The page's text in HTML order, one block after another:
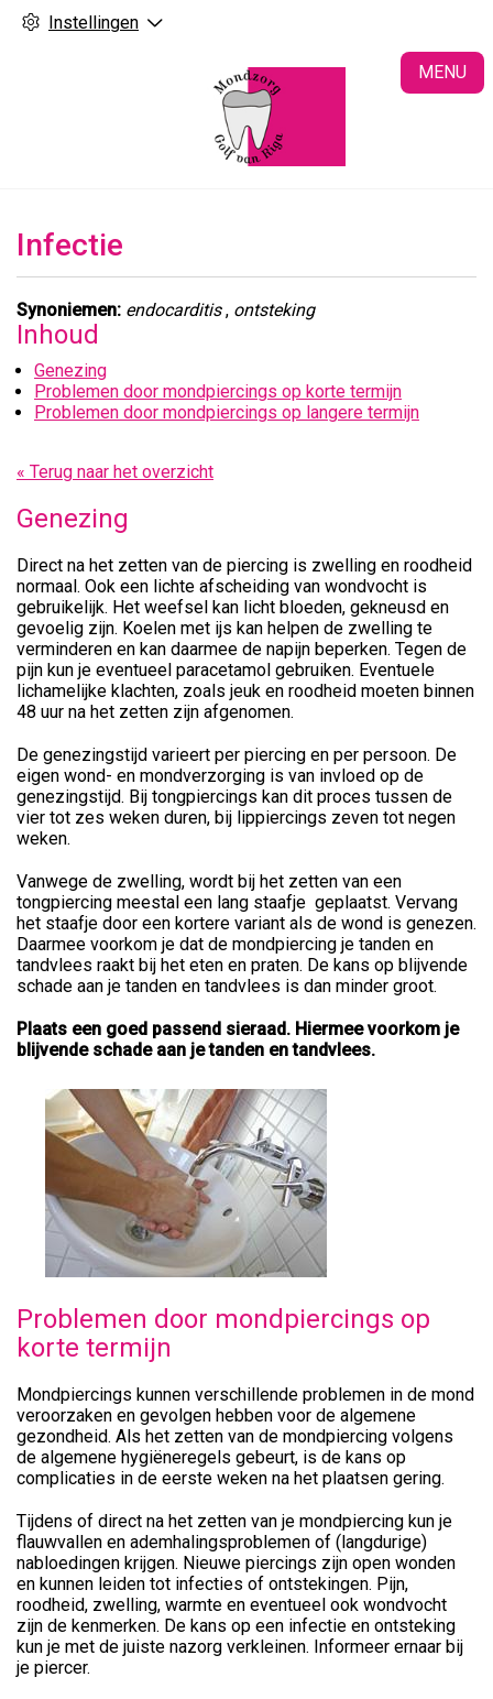
Instellingen
MENU
Infectie
Synoniemen: endocarditis, ontsteking
Inhoud
Genezing
Problemen door mondpiercings op korte termijn
Problemen door mondpiercings op langere termijn
« Terug naar het overzicht
Genezing
Direct na het zetten van de piercing is zwelling en roodheid
normaal. Ook een lichte afscheiding van wondvocht is
gebruikelijk. Het weefsel kan licht bloeden, gekneusd en
gevoelig zijn. Koelen met ijs kan helpen de zwelling te
verminderen en kan daarmee de napijn beperken. Tegen de
pijn kun je eventueel paracetamol gebruiken. Eventuele
lichamelijke klachten, zoals jeuk en roodheid moeten binnen
48 uur na het zetten zijn afgenomen.
De genezingstijd varieert per piercing en per persoon. De
eigen wond- en mondverzorging is van invloed op de
genezingstijd. Bij tongpiercings kan dit proces tussen de
vier tot zes weken duren, bij lippiercings zeven tot negen
weken.
Vanwege de zwelling, wordt bij het zetten van een
tongpiercing meestal een lang staafje geplaatst. Vervang
het staafje door een kortere variant als de wond is genezen.
Daarmee voorkom je dat de mondpiercing je tanden en
tandvlees raakt bij het eten en praten. De kans op blijvende
schade aan je tanden en tandvlees is dan minder groot.
Plaats een goed passend sieraad. Hiermee voorkom je
blijvende schade aan je tanden en tandvlees.
Problemen door mondpiercings op
korte termijn
Mondpiercings kunnen verschillende problemen in de mond
veroorzaken en gevolgen hebben voor de algemene
gezondheid. Als het zetten van de mondpiercing volgens
de algemene hygiëneregels gebeurt, is de kans op
complicaties in de eerste weken na het plaatsen gering.
Tijdens of direct na het zetten van je mondpiercing kun je
flauwvallen en ademhalingsproblemen of (langdurige)
nabloedingen krijgen. Nieuwe piercings zijn open wonden
en kunnen leiden tot infecties of ontstekingen. Pijn,
roodheid, zwelling, warmte en eventueel ook wondvocht
zijn de kenmerken. De kans op een infectie en ontsteking
kun je met de juiste nazorg verkleinen. Informeer ernaar bij
je piercer.